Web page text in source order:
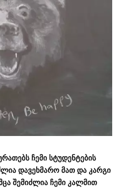
ჩემი სტუდენტების
დავეხმარო მათ და კარგი
შემიძლია ჩემი კალმით